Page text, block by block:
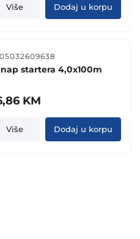
Više Dodaj u korpu
startera 4,0x100m
KM
Više Dodaj u korpu